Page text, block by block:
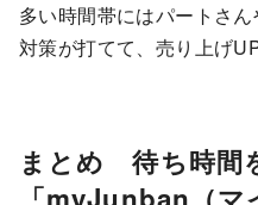
多い時間帯にはパートさ
対策が打てて、売り上げ
まとめ待ち時間